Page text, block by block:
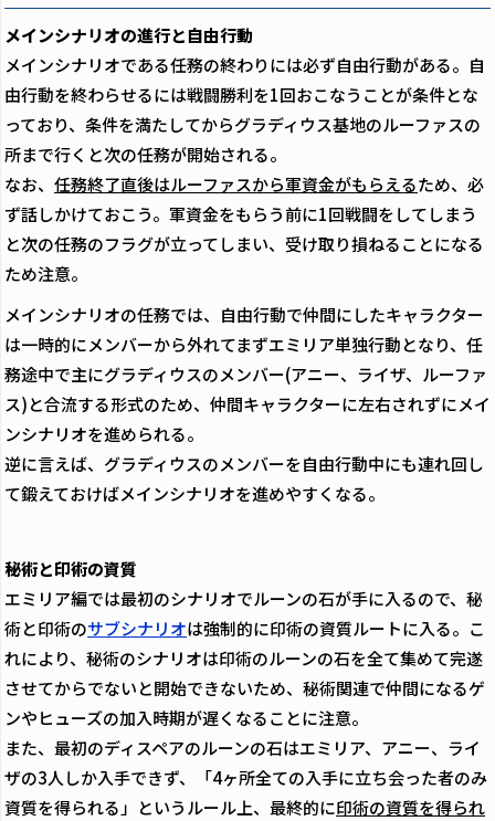
メインシナリオの進行と自由行動
メインシナリオである任務の終わりには必ず自由行動がある。自
由行動を終わらせるには戦闘勝利を1回おこなうことが条件とな
っており、条件を満たしてからグラディウス基地のルーファスの
所まで行くと次の任務が開始される。
なお、 任務終了直後はルーファスから軍資金がもらえるため、必
ず話しかけておこう。軍資金をもらう前に1回戦闘をしてしまう
と次の任務のフラグが立ってしまい、受け取り損ねることになる
ため注意。
メインシナリオの任務では、自由行動で仲間にしたキャラクター
は一時的にメンバーから外れてまずエミリア単独行動となり、任
務途中で主にグラディウスのメンバー(アニー、ライザ、ルーファ
ス)と合流する形式のため、仲間キャラクターに左右されずにメイ
ンシナリオを進められる。
逆に言えば、グラディウスのメンバーを自由行動中にも連れ回し
て鍛えておけばメインシナリオを進めやすくなる。
秘術と印術の資質
エミリア編では最初のシナリオでルーンの石が手に入るので、秘
術と印術のサブシナリオは強制的に印術の資質ルートに入る。こ
れにより、秘術のシナリオは印術のルーンの石を全て集めて完遂
させてからでないと開始できないため、秘術関連で仲間になるゲ
ンやヒューズの加入時期が遅くなることに注意。
また、最初のディスペアのルーンの石はエミリア、アニー、ライ
ザの3人しか入手できず、「4ヶ所全ての入手に立ち会った者のみ
資質を得られる」というルール上、最終的に印術の資質を得られ